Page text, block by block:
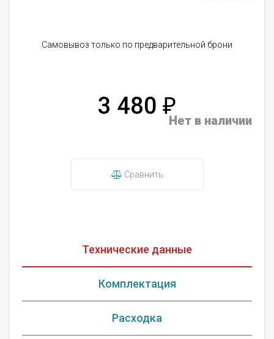
Самовывоз только по предварительной брони
3 480 ₽
Нет в наличии
Сравнить
Технические данные
Комплектация
Расходка